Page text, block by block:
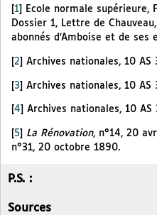
1
Ecole normale supérieure,
Dossier 1, Lettre de
abonnés d’Amboise et de ses
2 Archives nationales, 10
[3] Archives nationales, 10
4 Archives nationales, 10
[5] La Rénovation, n°14, 20
n°31, 20 octobre 1890.
P.S. :
Sources